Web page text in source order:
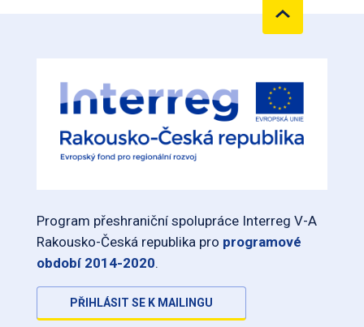
Program přeshraniční spolupráce Interreg V-A
Rakousko-Česká republika pro programové
období 2014-2020.
PŘIHLÁSIT SE K MAILINGU